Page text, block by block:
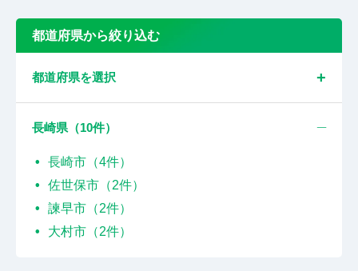
都道府県から絞り込む
都道府県を選択
長崎県（10件）
長崎市（4件）
佐世保市（2件）
諫早市（2件）
大村市（2件）